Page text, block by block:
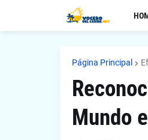
Página Principal
Mundo